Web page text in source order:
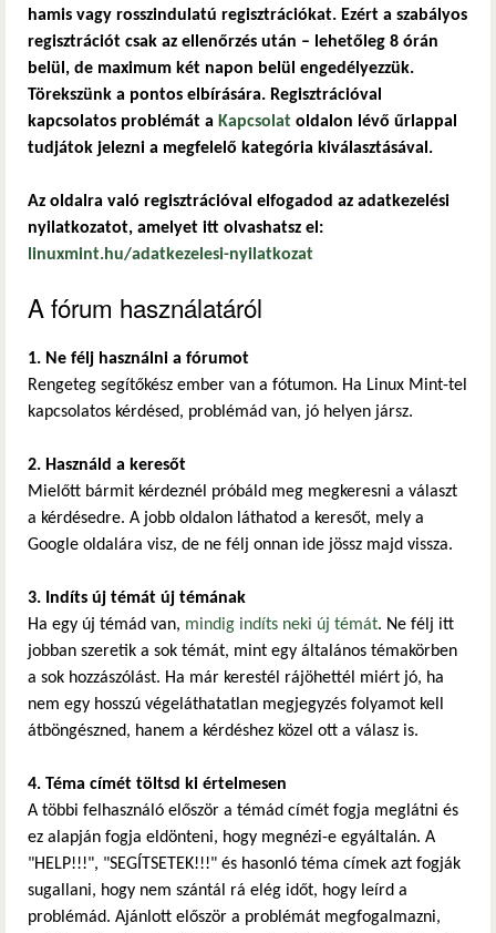
hamis vagy rosszindulatú regisztrációkat. Ezért a szabályos
regisztrációt csak az ellenőrzés után – lehetőleg 8 órán
belül, de maximum két napon belül engedélyezzük.
Törekszünk a pontos elbírására. Regisztrációval
kapcsolatos problémát a Kapcsolat oldalon lévő űrlappal
tudjátok jelezni a megfelelő kategória kiválasztásával.
Az oldalra való regisztrációval elfogadod az adatkezelési
nyilatkozatot, amelyet itt olvashatsz el:
linuxmint.hu/adatkezelesi-nyilatkozat
A fórum használatáról
1. Ne félj használni a fórumot
Rengeteg segítőkész ember van a fótumon. Ha Linux Mint-tel
kapcsolatos kérdésed, problémád van, jó helyen jársz.
2. Használd a keresőt
Mielőtt bármit kérdeznél próbáld meg megkeresni a választ
a kérdésedre. A jobb oldalon láthatod a keresőt, mely a
Google oldalára visz, de ne félj onnan ide jössz majd vissza.
3. Indíts új témát új témának
Ha egy új témád van, mindig indíts neki új témát. Ne félj itt
jobban szeretik a sok témát, mint egy általános témakörben
a sok hozzászólást. Ha már kerestél rájöhettél miért jó, ha
nem egy hosszú végeláthatatlan megjegyzés folyamot kell
átböngészned, hanem a kérdéshez közel ott a válasz is.
4. Téma címét töltsd ki értelmesen
A többi felhasználó először a témád címét fogja meglátni és
ez alapján fogja eldönteni, hogy megnézi-e egyáltalán. A
"HELP!!!", "SEGÍTSETEK!!!" és hasonló téma címek azt fogják
sugallani, hogy nem szántál rá elég időt, hogy leírd a
problémád. Ajánlott először a problémát megfogalmazni,